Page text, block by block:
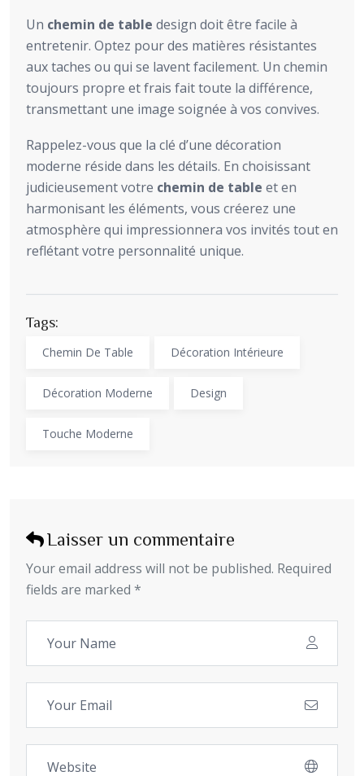
Un chemin de table design doit être facile à
entretenir. Optez pour des matières résistantes
aux taches ou qui se lavent facilement. Un chemin
toujours propre et frais fait toute la différence,
transmettant une image soignée à vos convives.
Rappelez-vous que la clé d’une décoration
moderne réside dans les détails. En choisissant
judicieusement votre chemin de table et en
harmonisant les éléments, vous créerez une
atmosphère qui impressionnera vos invités tout en
reflétant votre personnalité unique.
Tags:
Chemin De Table Décoration Intérieure
Décoration Moderne Design
Touche Moderne
Laisser un commentaire
Your email address will not be published. Required
fields are marked *